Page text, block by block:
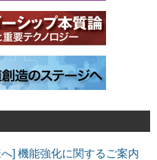
] 機能強化に関するご案内